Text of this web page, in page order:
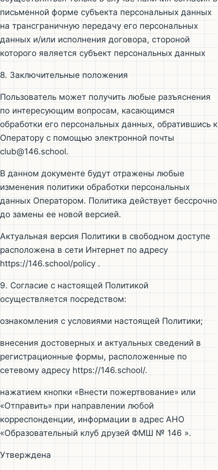
письменной форме субъекта персональных данных
на трансграничную передачу его персональных
данных и/или исполнения договора, стороной
которого является субъект персональных данных
8. Заключительные положения
Пользователь может получить любые разъяснения
по интересующим вопросам, касающимся
обработки его персональных данных, обратившись к
Оператору с помощью электронной почты
club@146.school.
В данном документе будут отражены любые
изменения политики обработки персональных
данных Оператором. Политика действует бессрочно
до замены ее новой версией.
Актуальная версия Политики в свободном доступе
расположена в сети Интернет по адресу
https://146.school/policy .
9. Согласие с настоящей Политикой
осуществляется посредством:
ознакомления с условиями настоящей Политики;
внесения достоверных и актуальных сведений в
регистрационные формы, расположенные по
сетевому адресу https://146.school/.
нажатием кнопки «Внести пожертвование» или
«Отправить» при направлении любой
корреспонденции, информации в адрес АНО
«Образовательный клуб друзей ФМШ № 146 ».
Утверждена